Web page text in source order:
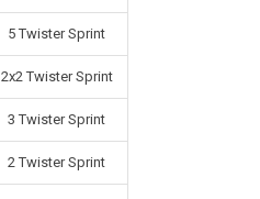
5 Twister Sprint
2x2 Twister Sprint
3 Twister Sprint
2 Twister Sprint